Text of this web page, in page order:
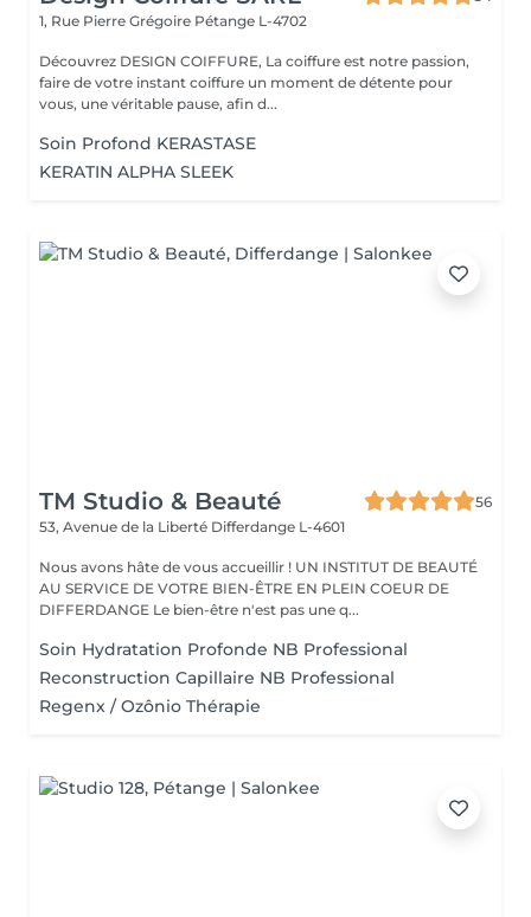
1, Rue Pierre Grégoire Pétange L-4702
Découvrez DESIGN COIFFURE, La coiffure est notre passion,
faire de votre instant coiffure un moment de détente pour
vous, une véritable pause, afin d...
Soin Profond KERASTASE
KERATIN ALPHA SLEEK
TM Studio & Beauté
56
53, Avenue de la Liberté Differdange L-4601
Nous avons hâte de vous accueillir ! UN INSTITUT DE BEAUTÉ
AU SERVICE DE VOTRE BIEN-ÊTRE EN PLEIN COEUR DE
DIFFERDANGE Le bien-être n'est pas une q...
Soin Hydratation Profonde NB Professional
Reconstruction Capillaire NB Professional
Regenx / Ozônio Thérapie